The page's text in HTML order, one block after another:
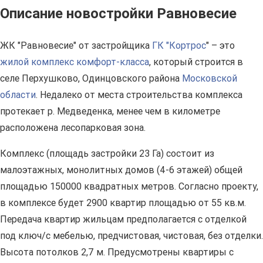
Описание новостройки Равновесие
ЖК "Равновесие" от застройщика ГК "Кортрос" – это
жилой комплекс комфорт-класса, который строится в
селе Перхушково, Одинцовского района Московской
области. Недалеко от места строительства комплекса
протекает р. Медведенка, менее чем в километре
расположена лесопарковая зона.
Комплекс (площадь застройки 23 Га) состоит из
малоэтажных, монолитных домов (4-6 этажей) общей
площадью 150000 квадратных метров. Согласно проекту,
в комплексе будет 2900 квартир площадью от 55 кв.м.
Передача квартир жильцам предполагается с отделкой
под ключ/с мебелью, предчистовая, чистовая, без отделки.
Высота потолков 2,7 м. Предусмотрены квартиры с